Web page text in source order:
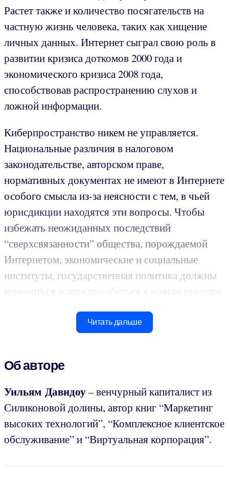
Растет также и количество посягательств на
частную жизнь человека, таких как хищение
личных данных. Интернет сыграл свою роль в
развитии кризиса доткомов 2000 года и
экономического кризиса 2008 года,
способствовав распространению слухов и
ложной информации.
Киберпространство никем не управляется.
Национальные различия в налоговом
законодательстве, авторском праве,
нормативных документах не имеют в Интернете
особого смысла из-за неясности с тем, в чьей
юрисдикции находятся эти вопросы. Чтобы
избежать неожиданных последствий
“сверхсвязанности” общества, порождаемой
Интернетом, экономические и социальные
институты, государственная политика должны
измениться и приспособиться к новым реалиям.
Читать дальше
Об авторе
Уильям Давидоу– венчурный капиталист из
Силиконовой долины, автор книг “Маркетинг
высоких технологий”, “Комплексное клиентское
обслуживание” и “Виртуальная корпорация”.